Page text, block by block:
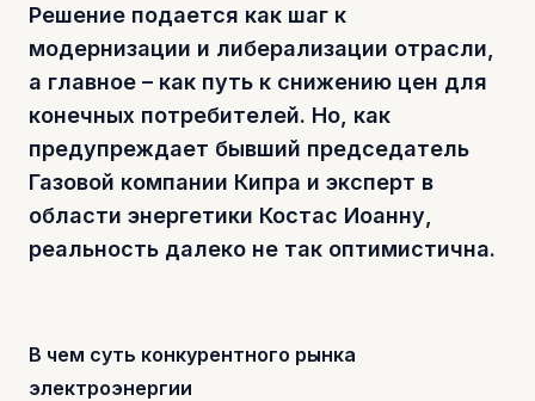
Решение подается как шаг к
модернизации и либерализации отрасли,
а главное – как путь к снижению цен для
конечных потребителей. Но, как
предупреждает бывший председатель
Газовой компании Кипра и эксперт в
области энергетики Костас Иоанну,
реальность далеко не так оптимистична.
В чем суть конкурентного рынка
электроэнергии